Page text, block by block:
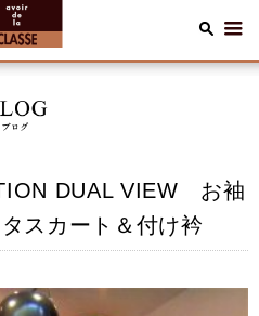
DUAL VIEW お袖
スカート＆付け衿